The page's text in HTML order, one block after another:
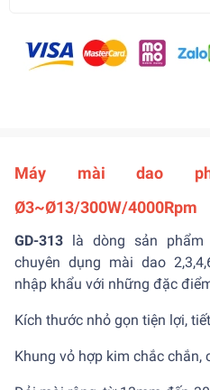
Máy mài dao
Ø3~Ø13/300W/4000Rpm
GD-313
là dòng sản
chuyên dụng mài dao
nhập khẩu với những đặc
Kích thước nhỏ gọn tiện lợi,
Khung vỏ hợp kim chắc chắn,